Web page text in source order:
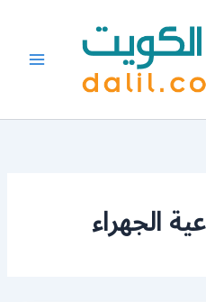
الجهراء